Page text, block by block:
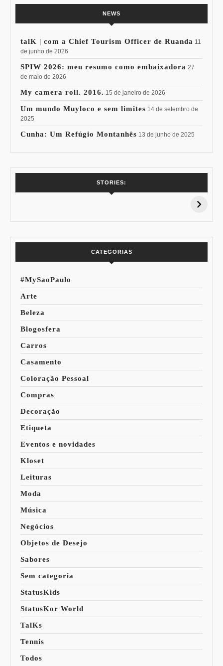
NEWS
talK | com a Chief Tourism Officer de Ruanda 11
de junho de 2026
SPIW 2026: meu resumo como embaixadora 27
de maio de 2026
My camera roll. 2016. 15 de janeiro de 2026
Um mundo Muyloco e sem limites 14 de setembro de
2025
Cunha: Um Refúgio Montanhês 13 de junho de 2025
STORIES:
15% de
Pessoal: Os
CATEGORIAS
#MySaoPaulo
Arte
Beleza
Blogosfera
Carros
Casamento
Coloração Pessoal
Compras
Decoração
Etiqueta
Eventos e novidades
Kloset
Leituras
Moda
Música
Negócios
Objetos de Desejo
Sabores
Sem categoria
StatusKids
StatusKor World
TalKs
Tennis
Todos